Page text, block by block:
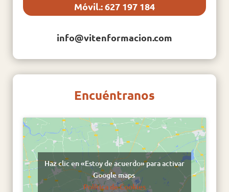
Móvil.: 627 197 184
info@vitenformacion.com
Encuéntranos
Haz clic en «Estoy de acuerdo» para activar
Google maps
Política de Cookies